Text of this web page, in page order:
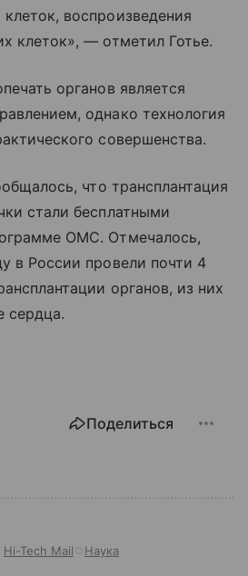
воспроизведения
клеток», — отметил Готье.
органов является
однако технология
совершенства.
что трансплантация
стали бесплатными
ОМС. Отмечалось,
в России провели почти 4
органов, из них
сердца.
Поделиться
Hi-Tech Mail Наука